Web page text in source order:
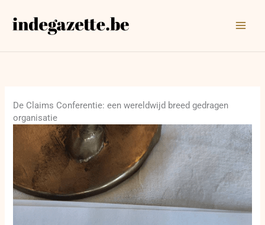
naar
De Claims Conferentie: een wereldwijd breed gedragen
organisatie